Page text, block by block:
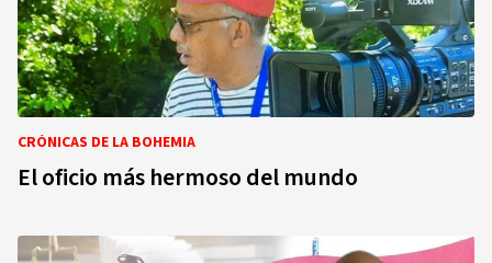
CRÓNICAS DE LA BOHEMIA
El oficio más hermoso del mundo